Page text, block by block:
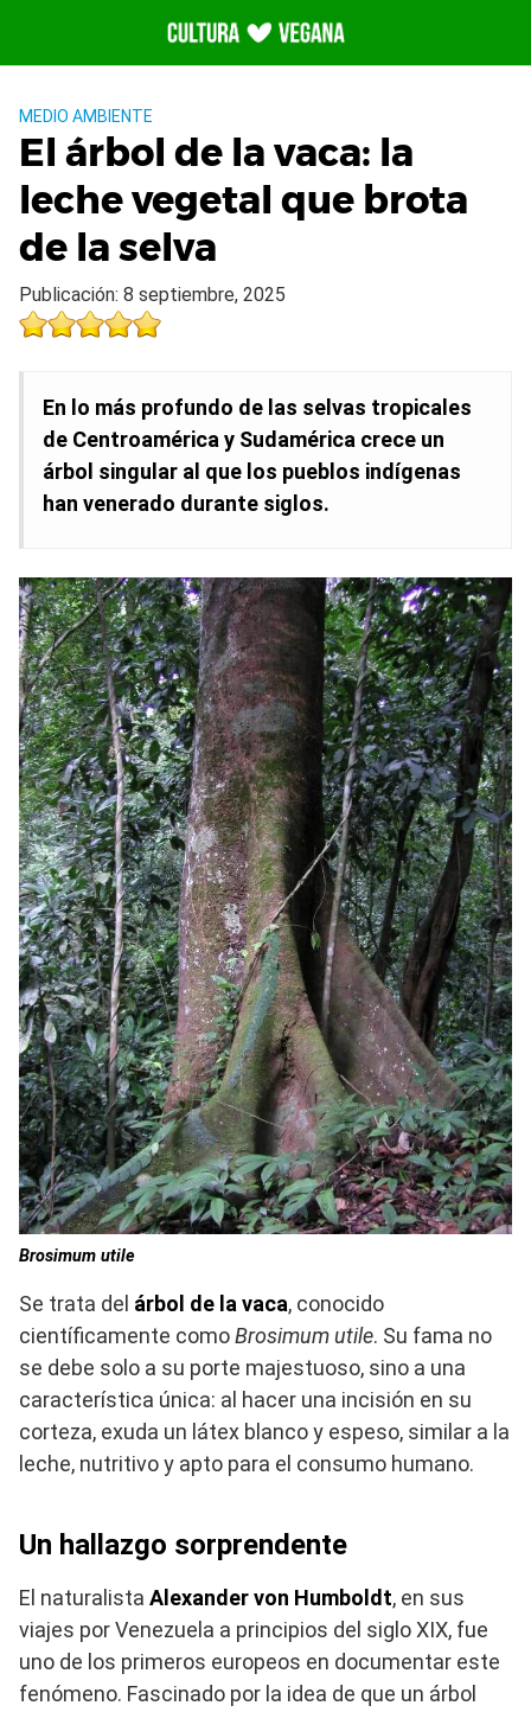
contenido
MEDIO AMBIENTE
El árbol de la vaca: la
leche vegetal que brota
de la selva
Publicación: 8 septiembre, 2025
En lo más profundo de las selvas tropicales
de Centroamérica y Sudamérica crece un
árbol singular al que los pueblos indígenas
han venerado durante siglos.
Brosimum utile
Se trata del árbol de la vaca, conocido
científicamente comoBrosimum utile. Su fama no
se debe solo a su porte majestuoso, sino a una
característica única: al hacer una incisión en su
corteza, exuda un látex blanco y espeso, similar a la
leche, nutritivo y apto para el consumo humano.
Un hallazgo sorprendente
El naturalista Alexander von Humboldt, en sus
viajes por Venezuela a principios del siglo XIX, fue
uno de los primeros europeos en documentar este
fenómeno. Fascinado por la idea de que un árbol